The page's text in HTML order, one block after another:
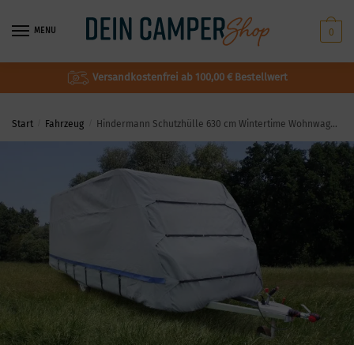
MENU 0
Versandkostenfrei ab 100,00 € Bestellwert
Start Fahrzeug Hindermann Schutzhülle 630 cm Wintertime Wohnwagen Caravan